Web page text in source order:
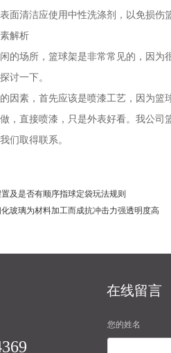
面清洁应使用中性洗涤剂，以免损
解析
的场所，篮球架是非常常见的，因
讨一下。
因素，首先应该是喷漆工艺，因为
，直接喷漆，只是外表好看。我公
们取得联系。
及是否有顺序指球定袋玩法规则
玻璃为材料加工而成抗冲击力强透明度高
在线留言
您的姓名